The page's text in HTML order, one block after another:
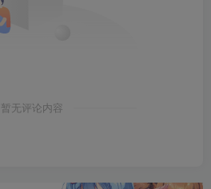
暂无评论内容